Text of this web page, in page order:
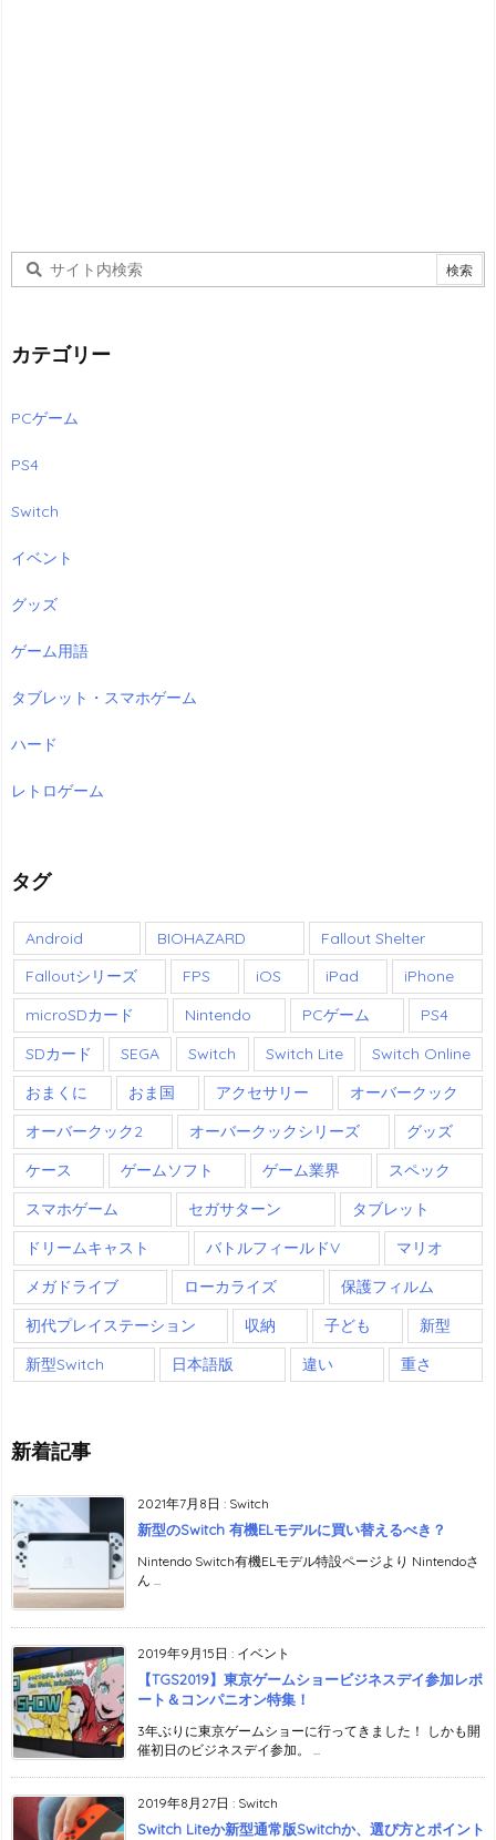
カテゴリー
PCゲーム
PS4
Switch
イベント
グッズ
ゲーム用語
タブレット・スマホゲーム
ハード
レトロゲーム
タグ
Android BIOHAZARD
Fallout Shelter
Falloutシリーズ
FPS iOS iPad
iPhone
microSDカード
Nintendo PCゲーム
PS4
SDカード
SEGA Switch Switch Lite
Switch Online
おまくに
おま国 アクセサリー
オーバークック
オーバークック2
オーバークックシリーズ
グッズ
ケース
ゲームソフト ゲーム業界
スペック
スマホゲーム
セガサターン
タブレット
ドリームキャスト
バトルフィールドV
マリオ
メガドライブ
ローカライズ
保護フィルム
初代プレイステーション
収納 子ども
新型
新型Switch
日本語版 違い 重さ
新着記事
2021年7月8日 : Switch
新型のSwitch 有機ELモデルに買い替えるべき？
Nintendo Switch有機ELモデル特設ページより Nintendoさ
ん ...
2019年9月15日 : イベント
【TGS2019】東京ゲームショービジネスデイ参加レポ
ート＆コンパニオン特集！
3年ぶりに東京ゲームショーに行ってきました！ しかも開
催初日のビジネスデイ参加。 ...
2019年8月27日 : Switch
Switch Liteか新型通常版Switchか、選び方とポイント